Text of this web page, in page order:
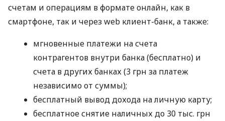
счетам и операциям в формате онлайн, как в
смартфоне, так и через web клиент-банк, а также:
мгновенные платежи на счета
контрагентов внутри банка (бесплатно) и
счета в других банках (3 грн за платеж
независимо от суммы);
бесплатный вывод дохода на личную карту;
бесплатное снятие наличных до 30 тыс. грн